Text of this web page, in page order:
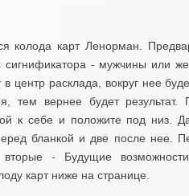
колода карт Ленорман.
сигнификатора - мужчины или
центр расклада, вокруг нее
тем вернее будет
к себе и положите под низ.
бланкой и две после нее.
вторые - Будущие
карт ниже на странице.